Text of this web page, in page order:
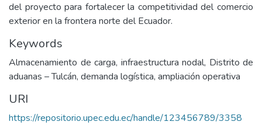
del proyecto para fortalecer la competitividad del comercio
exterior en la frontera norte del Ecuador.
Keywords
Almacenamiento de carga, infraestructura nodal, Distrito de
aduanas – Tulcán, demanda logística, ampliación operativa
URI
https://repositorio.upec.edu.ec/handle/123456789/3358